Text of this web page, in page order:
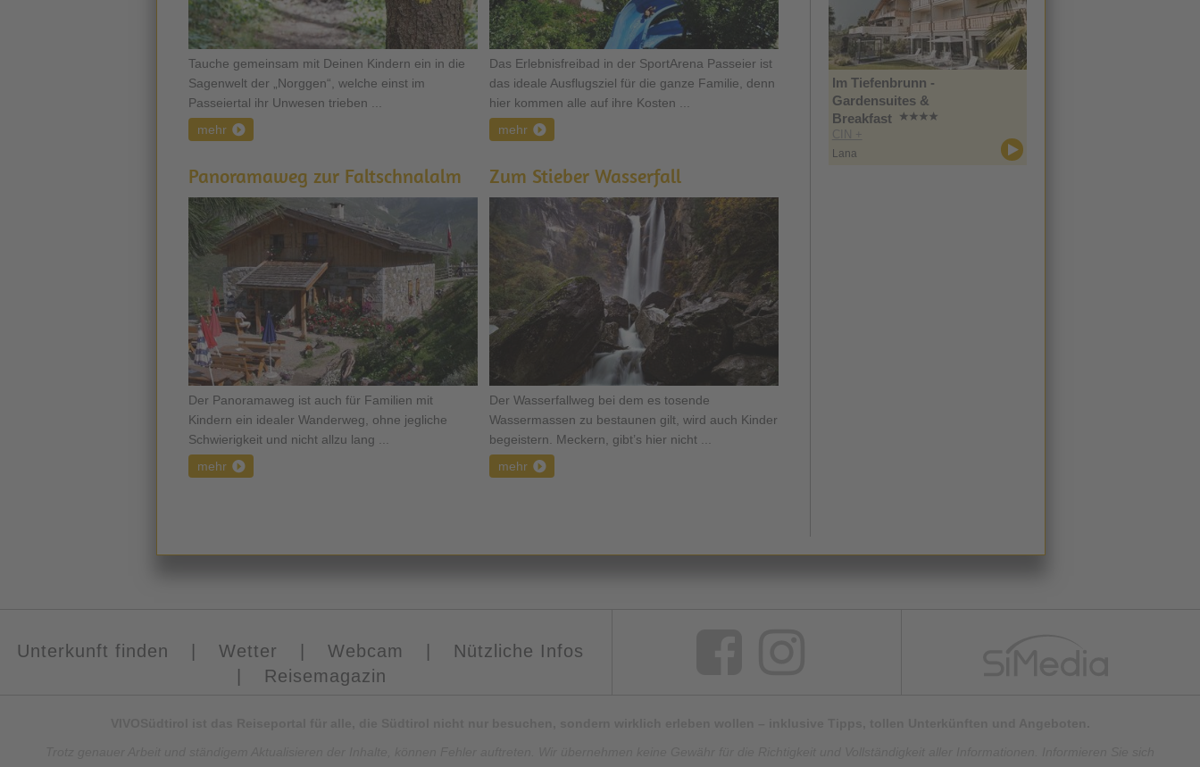
Tauche gemeinsam mit Deinen Kindern ein in die
Sagenwelt der „Norggen“, welche einst im
Passeiertal ihr Unwesen trieben ...
mehr
Das Erlebnisfreibad in der SportArena Passeier ist
das ideale Ausflugsziel für die ganze Familie, denn
hier kommen alle auf ihre Kosten ...
mehr
Panoramaweg zur Faltschnalalm
Der Panoramaweg ist auch für Familien mit
Kindern ein idealer Wanderweg, ohne jegliche
Schwierigkeit und nicht allzu lang ...
mehr
Zum Stieber Wasserfall
Der Wasserfallweg bei dem es tosende
Wassermassen zu bestaunen gilt, wird auch Kinder
begeistern. Meckern, gibt’s hier nicht ...
mehr
Im Tiefenbrunn -
Gardensuites &
Breakfast
CIN +
Lana
Unterkunft finden | Wetter | Webcam |
Nützliche Infos
|
Reisemagazin